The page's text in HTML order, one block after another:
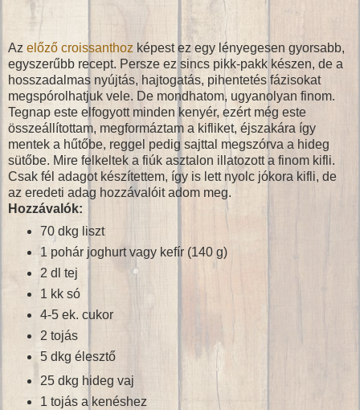
Az előző croissanthoz képest ez egy lényegesen gyorsabb,
egyszerűbb recept. Persze ez sincs pikk-pakk készen, de a
hosszadalmas nyújtás, hajtogatás, pihentetés fázisokat
megspórolhatjuk vele. De mondhatom, ugyanolyan finom.
Tegnap este elfogyott minden kenyér, ezért még este
összeállítottam, megformáztam a kifliket, éjszakára így
mentek a hűtőbe, reggel pedig sajttal megszórva a hideg
sütőbe. Mire felkeltek a fiúk asztalon illatozott a finom kifli.
Csak fél adagot készítettem, így is lett nyolc jókora kifli, de
az eredeti adag hozzávalóit adom meg.
Hozzávalók:
70 dkg liszt
1 pohár joghurt vagy kefír (140 g)
2 dl tej
1 kk só
4-5 ek. cukor
2 tojás
5 dkg élesztő
25 dkg hideg vaj
1 tojás a kenéshez